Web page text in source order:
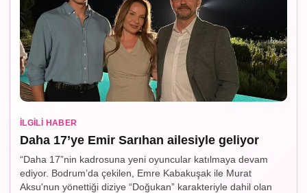
İLGILI HABER
Daha 17’ye Emir Sarıhan ailesiyle geliyor
“Daha 17”nin kadrosuna yeni oyuncular katılmaya devam
ediyor. Bodrum’da çekilen, Emre Kabakuşak ile Murat
Aksu'nun yönettiği diziye “Doğukan” karakteriyle dahil olan